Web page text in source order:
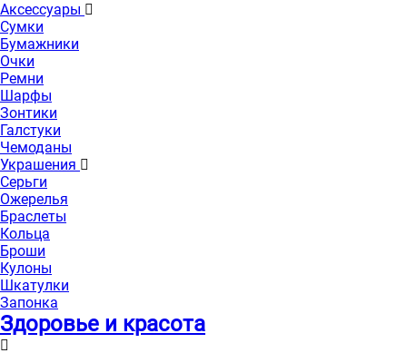
Аксессуары
Сумки
Бумажники
Очки
Ремни
Шарфы
Зонтики
Галстуки
Чемоданы
Украшения
Серьги
Ожерелья
Браслеты
Кольца
Броши
Кулоны
Шкатулки
Запонка
Здоровье и красота